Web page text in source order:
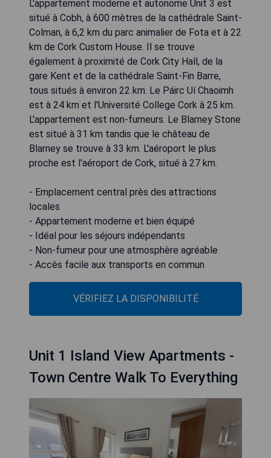
L'appartement moderne et autonome Unit 3 est
situé à Cobh, à 600 mètres de la cathédrale Saint-
Colman, à 6,2 km du parc animalier de Fota et à 22
km de Cork Custom House. Il se trouve
également à proximité de Cork City Hall, de la
gare Kent et de la cathédrale Saint-Fin Barre,
tous situés à environ 22 km. Le Páirc Uí Chaoimh
est à 24 km et l'Université College Cork à 25 km.
L'appartement est non-fumeurs. Le Blarney Stone
est situé à 31 km tandis que le château de
Blarney se trouve à 33 km. L'aéroport le plus
proche est l'aéroport de Cork, situé à 27 km.
- Emplacement central près des attractions
locales
- Appartement moderne et bien équipé
- Idéal pour les séjours indépendants
- Non-fumeur pour une atmosphère agréable
- Accès facile aux transports en commun
VÉRIFIEZ LA DISPONIBILITÉ
Unit 1 Island View Apartments -
Town Centre Walk To Everything